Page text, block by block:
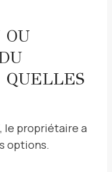
OU
, le propriétaire a
options.